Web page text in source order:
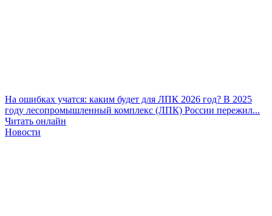
На ошибках учатся: каким будет для ЛПК 2026 год? В 2025
году лесопромышленный комплекс (ЛПК) России пережил...
Читать онлайн
Новости